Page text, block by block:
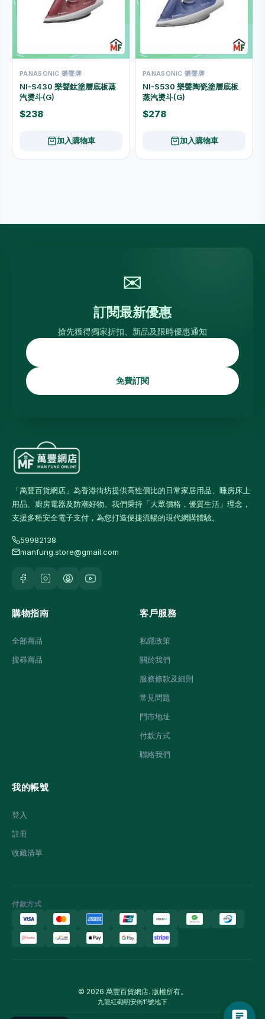
PANASONIC 樂聲牌
NI-S430 樂聲鈦塗層底板蒸
汽燙斗(G)
$238
加入購物車
PANASONIC 樂聲牌
NI-S530 樂聲陶瓷塗層底板
蒸汽燙斗(G)
$278
加入購物車
✉
訂閱最新優惠
搶先獲得獨家折扣、新品及限時優惠通知
免費訂閱
「萬豐百貨網店」為香港街坊提供高性價比的日常家居用品、睡房床上
用品、廚房電器及防潮好物。我們秉持「大眾價格，優質生活」理念，
支援多種安全電子支付，為您打造便捷流暢的現代網購體驗。
59982138
manfung.store@gmail.com
購物指南
全部商品
搜尋商品
客戶服務
私隱政策
關於我們
服務條款及細則
常見問題
門市地址
付款方式
聯絡我們
我的帳號
登入
註冊
收藏清單
付款方式
© 2026 萬豐百貨網店. 版權所有。
九龍紅磡明安街11號地下